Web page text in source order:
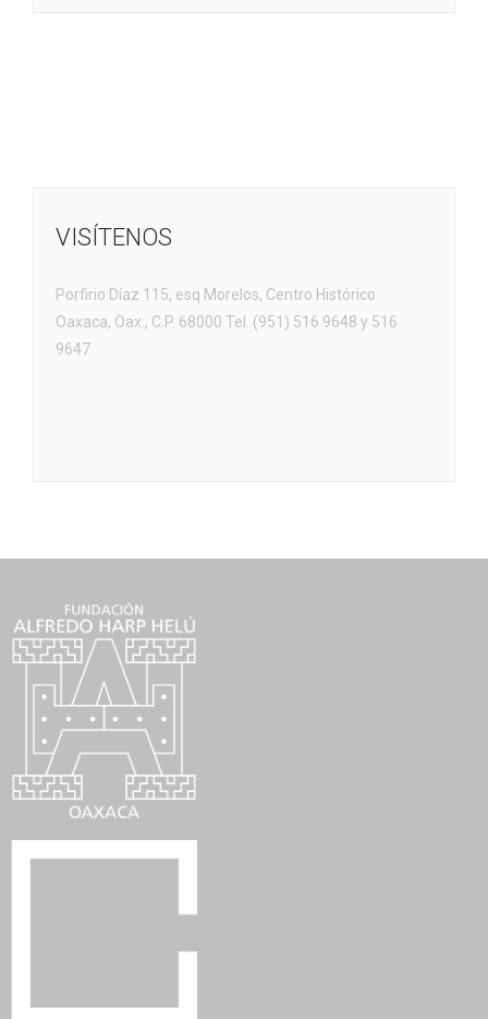
VISÍTENOS
Porfirio Díaz 115, esq Morelos, Centro Histórico
Oaxaca, Oax., C.P. 68000 Tel. (951) 516 9648 y 516
9647